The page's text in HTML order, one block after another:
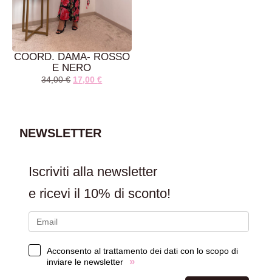
COORD. DAMA- ROSSO
E NERO
34,00€ 17,00€
NEWSLETTER
Iscriviti alla newsletter
e ricevi il 10% di sconto!
Acconsento al trattamento dei dati con lo scopo di
inviare le newsletter
»